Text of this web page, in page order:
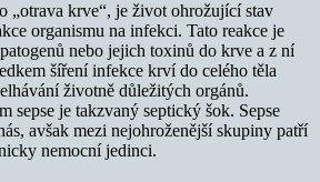
„otrava krve“, je život ohrožující stav
organismu na infekci. Tato reakce je
nebo jejich toxinů do krve a z ní
šíření infekce krví do celého těla
životně důležitých orgánů.
sepse je takzvaný septický šok. Sepse
avšak mezi nejohroženější skupiny patří
nemocní jedinci.